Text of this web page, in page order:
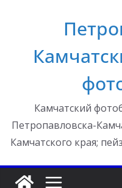
Камчатский
Петропавловска-
Камчатского края;